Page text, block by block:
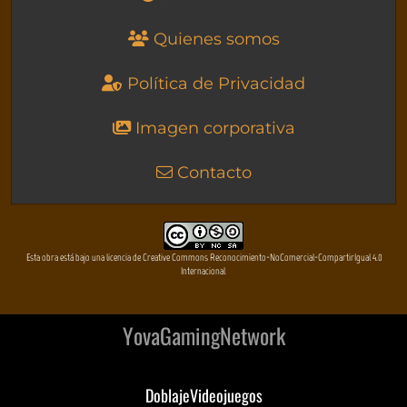
Quienes somos
Política de Privacidad
Imagen corporativa
Contacto
Esta obra está bajo una licencia de Creative Commons Reconocimiento-NoComercial-CompartirIgual 4.0
Internacional
YovaGamingNetwork
DoblajeVideojuegos